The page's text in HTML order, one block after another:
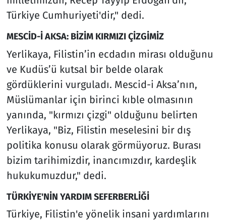
Türkiye Cumhuriyeti'dir," dedi.
MESCİD-İ AKSA: BİZİM KIRMIZI ÇİZGİMİZ
Yerlikaya, Filistin’in ecdadın mirası olduğunu
ve Kudüs’ü kutsal bir belde olarak
gördüklerini vurguladı. Mescid-i Aksa’nın,
Müslümanlar için birinci kıble olmasının
yanında, "kırmızı çizgi" olduğunu belirten
Yerlikaya, "Biz, Filistin meselesini bir dış
politika konusu olarak görmüyoruz. Burası
bizim tarihimizdir, inancımızdır, kardeşlik
hukukumuzdur," dedi.
TÜRKİYE'NİN YARDIM SEFERBERLİĞİ
Türkiye, Filistin'e yönelik insani yardımlarını